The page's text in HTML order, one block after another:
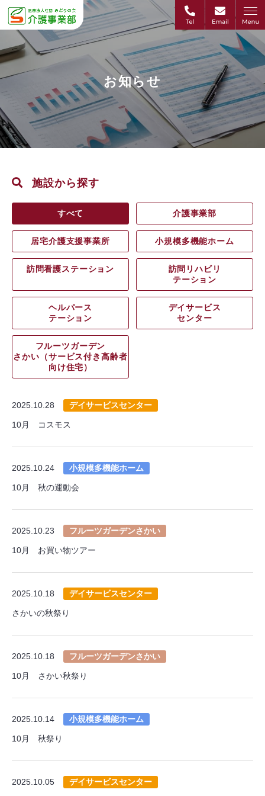
お知らせ
施設から探す
すべて 介護事業部
居宅介護支援事業所 小規模多機能ホーム
訪問看護ステーション
訪問リハビリ
テーション
ヘルパース
テーション
デイサービス
センター
フルーツガーデン
さかい（サービス付き高齢者
向け住宅）
2025.10.28 デイサービスセンター
10月 コスモス
2025.10.24 小規模多機能ホーム
10月 秋の運動会
2025.10.23 フルーツガーデンさかい
10月 お買い物ツアー
2025.10.18 デイサービスセンター
さかいの秋祭り
2025.10.18 フルーツガーデンさかい
10月 さかい秋祭り
2025.10.14 小規模多機能ホーム
10月 秋祭り
2025.10.05 デイサービスセンター